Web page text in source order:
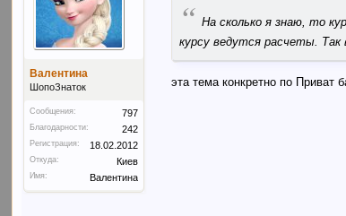
Валентина
ШопоЗнаток
Сообщения: 797
Благодарности: 242
Регистрация: 18.02.2012
Откуда: Киев
Имя: Валентина
“ На сколько я знаю, то
курсу ведутся расчеты. Так
эта тема конкретно по Приват